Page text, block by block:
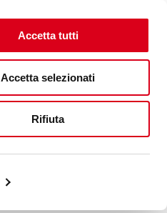
Accetta tutti
Accetta selezionati
Rifiuta